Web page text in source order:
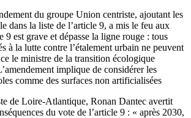
du groupe Union centriste, ajoutant les
dans la liste de l’article 9, a mis le feu aux
9 est grave et dépasse la ligne rouge : tous
à la lutte contre l’étalement urbain ne peuvent
le ministre de la transition écologique
implique de considérer les
comme des surfaces non artificialisées
de Loire-Atlantique, Ronan Dantec avertit
du vote de l’article 9 : « après 2030,